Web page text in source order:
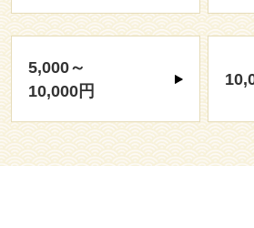
5,000～
10,000円